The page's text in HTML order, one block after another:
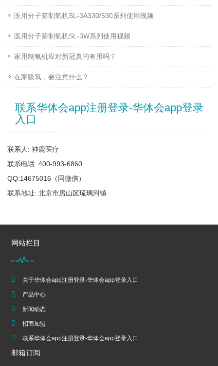
医用分子筛制氧机SL-3A330/530系列使用视频
医用分子筛制氧机SL-3W系列使用视频
家用制氧机应对新冠真的有用吗？
在家吸氧，要注意什么？
联系华体会app注册登录-华体会app登录
入口
联系人: 神鹿医疗
联系电话: 400-993-6860
QQ:14675016（同微信）
联系地址: 北京市房山区琉璃河镇
网站栏目
关于华体会app注册登录-华体会app登录入口
产品中心
新闻动态
招商加盟
联系华体会app注册登录-华体会app登录入口
邮箱订阅